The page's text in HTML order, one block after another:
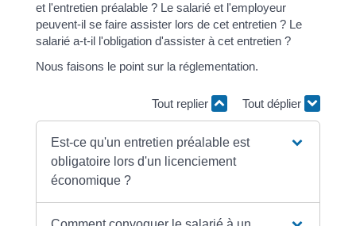
et l'entretien préalable ? Le salarié et l'employeur
peuvent-il se faire assister lors de cet entretien ? Le
salarié a-t-il l'obligation d'assister à cet entretien ?
Nous faisons le point sur la réglementation.
Tout replier Tout déplier
Est-ce qu'un entretien préalable est
obligatoire lors d'un licenciement
économique ?